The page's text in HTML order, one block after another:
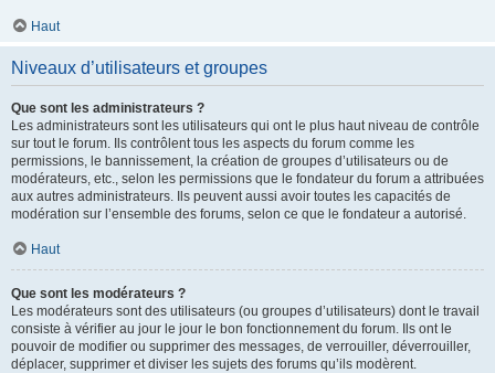
Haut
Niveaux d’utilisateurs et groupes
Que sont les administrateurs ?
Les administrateurs sont les utilisateurs qui ont le plus haut niveau de contrôle
sur tout le forum. Ils contrôlent tous les aspects du forum comme les
permissions, le bannissement, la création de groupes d’utilisateurs ou de
modérateurs, etc., selon les permissions que le fondateur du forum a attribuées
aux autres administrateurs. Ils peuvent aussi avoir toutes les capacités de
modération sur l’ensemble des forums, selon ce que le fondateur a autorisé.
Haut
Que sont les modérateurs ?
Les modérateurs sont des utilisateurs (ou groupes d’utilisateurs) dont le travail
consiste à vérifier au jour le jour le bon fonctionnement du forum. Ils ont le
pouvoir de modifier ou supprimer des messages, de verrouiller, déverrouiller,
déplacer, supprimer et diviser les sujets des forums qu’ils modèrent.